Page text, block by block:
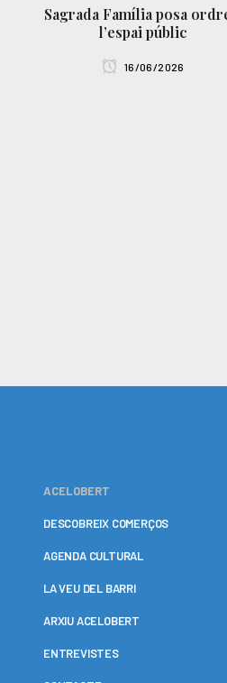
Sagrada Família posa
l’espai públic
16/06/2026
ACELOBERT
DESCOBREIX COMERÇOS
AGENDA CULTURAL
LA VEU DEL BARRI
ARXIU ACELOBERT
ENTREVISTES